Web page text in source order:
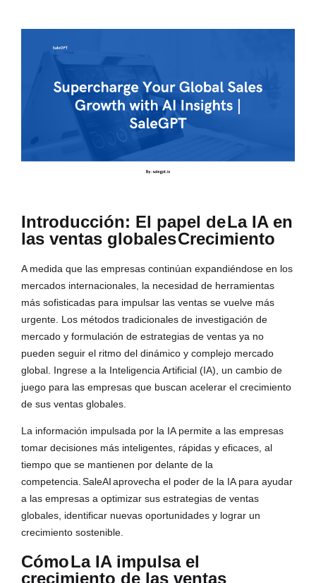
Introducción: El papel deLa IA en
las ventas globalesCrecimiento
A medida que las empresas continúan expandiéndose en los
mercados internacionales, la necesidad de herramientas
más sofisticadas para impulsar las ventas se vuelve más
urgente. Los métodos tradicionales de investigación de
mercado y formulación de estrategias de ventas ya no
pueden seguir el ritmo del dinámico y complejo mercado
global. Ingrese a la Inteligencia Artificial (IA), un cambio de
juego para las empresas que buscan acelerar el crecimiento
de sus ventas globales.
La información impulsada por la IA permite a las empresas
tomar decisiones más inteligentes, rápidas y eficaces, al
tiempo que se mantienen por delante de la
competencia.SaleAIaprovecha el poder de la IA para ayudar
a las empresas a optimizar sus estrategias de ventas
globales, identificar nuevas oportunidades y lograr un
crecimiento sostenible.
CómoLa IA impulsa el
crecimiento de las ventas